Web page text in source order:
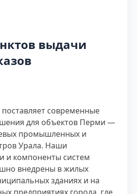
выдачи
современные
для объектов Перми —
промышленных и
Урала. Наши
и компоненты систем
внедрены в жилых
зданиях и на
предприятиях города, где